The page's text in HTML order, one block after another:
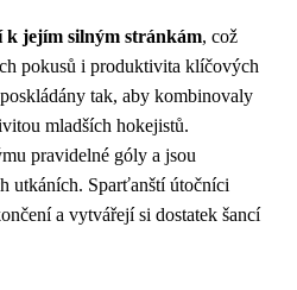
jejím silným stránkám, což
pokusů i produktivita klíčových
tak, aby kombinovaly
mladších hokejistů.
pravidelné góly a jsou
utkáních. Sparťanští útočníci
a vytvářejí si dostatek šancí